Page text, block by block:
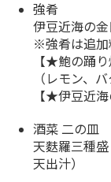
強肴
伊豆近海の金
※強肴は追加
【★鮑の踊り
（レモン、バ
【★伊豆近
酒菜 二の皿
天麩羅三種
天出汁）